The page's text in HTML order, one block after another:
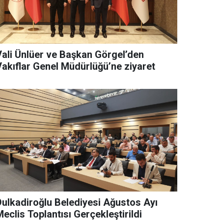
Ünlüer ve Başkan Görgel’den
Genel Müdürlüğü’ne ziyaret
Belediyesi Ağustos Ayı
Toplantısı Gerçekleştirildi